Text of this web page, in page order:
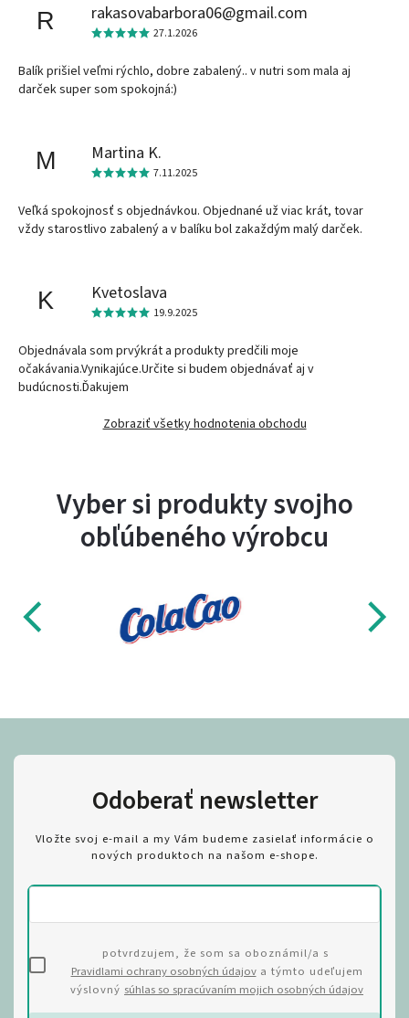
R rakasovabarbora06@gmail.com
27.1.2026
Balík prišiel veľmi rýchlo, dobre zabalený.. v nutri som mala aj
darček super som spokojná:)
M Martina K.
7.11.2025
Veľká spokojnosť s objednávkou. Objednané už viac krát, tovar
vždy starostlivo zabalený a v balíku bol zakaždým malý darček.
K Kvetoslava
19.9.2025
Objednávala som prvýkrát a produkty predčili moje
očakávania.Vynikajúce.Určite si budem objednávať aj v
budúcnosti.Ďakujem
Zobraziť všetky hodnotenia obchodu
Vyber si produkty svojho
obľúbeného výrobcu
Odoberať newsletter
Vložte svoj e-mail a my Vám budeme zasielať informácie o
nových produktoch na našom e-shope.
potvrdzujem, že som sa oboznámil/a s
Pravidlami ochrany osobných údajova týmto udeľujem
výslovný súhlas so spracúvaním mojich osobných údajov